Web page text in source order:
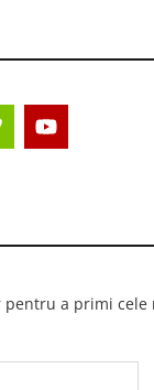
pentru a primi cele